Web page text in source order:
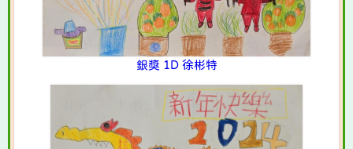
銀獎 1D 徐彬特